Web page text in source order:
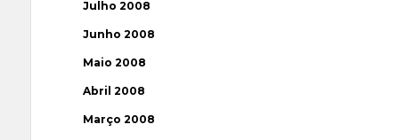
Julho 2008
Junho 2008
Maio 2008
Abril 2008
Março 2008